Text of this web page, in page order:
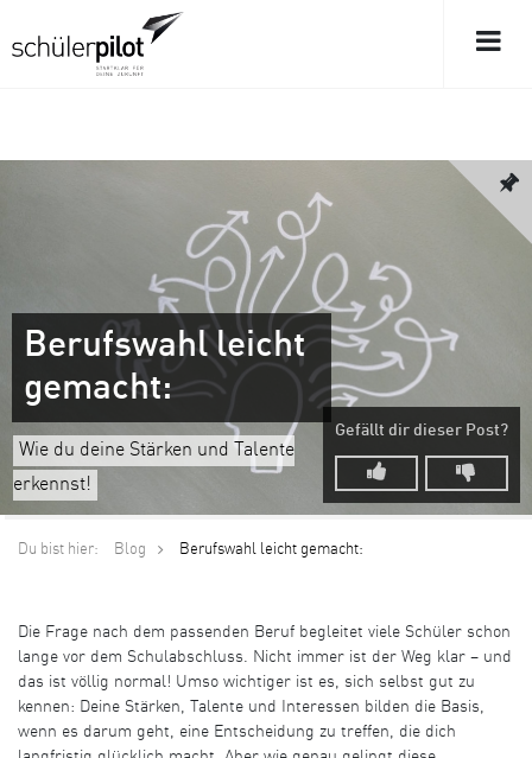
Berufswahl leicht
gemacht:
Wie du deine Stärken und Talente
erkennst!
Gefällt dir dieser Post?
Du bist hier: Blog Berufswahl leicht gemacht:
Die Frage nach dem passenden Beruf begleitet viele Schüler schon
lange vor dem Schulabschluss. Nicht immer ist der Weg klar – und
das ist völlig normal! Umso wichtiger ist es, sich selbst gut zu
kennen: Deine Stärken, Talente und Interessen bilden die Basis,
wenn es darum geht, eine Entscheidung zu treffen, die dich